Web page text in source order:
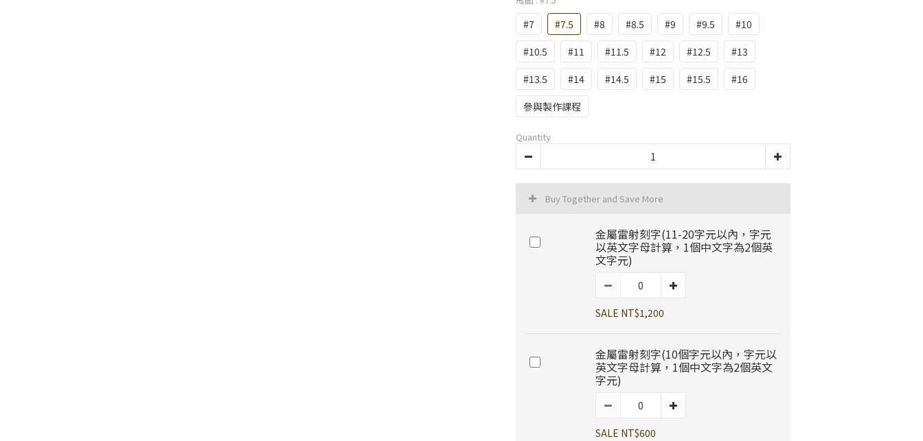
#7 #7.5 #8 #8.5 #9 #9.5
#10
#10.5
#11 #11.5 #12 #12.5
#13
#13.5
#14 #14.5 #15 #15.5
#16
參與製作課程
Quantity
Buy Together and Save More
金屬雷射刻字(11-20字元以內，字元
以英文字母計算，1個中文字為2個英
文字元)
SALE NT$1,200
金屬雷射刻字(10個字元以內，字元以
英文字母計算，1個中文字為2個英文
字元)
SALE NT$600